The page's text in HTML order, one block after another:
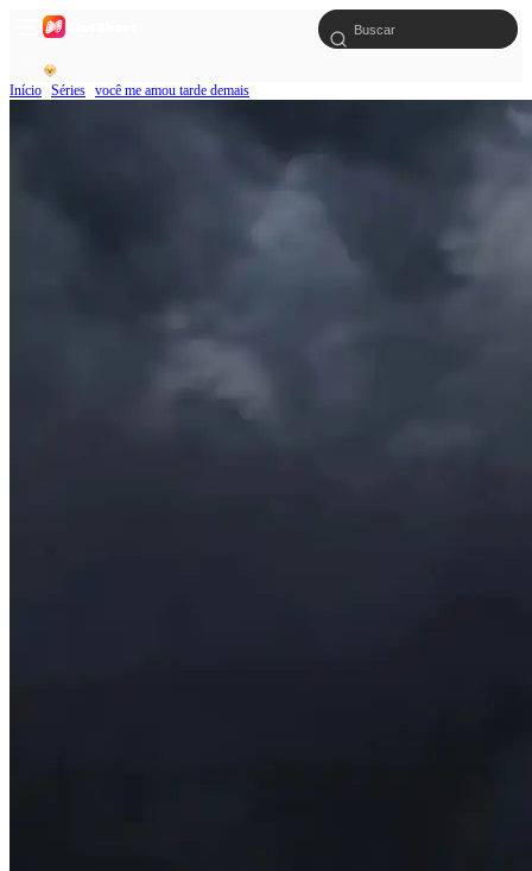
Início Séries você me amou tarde demais